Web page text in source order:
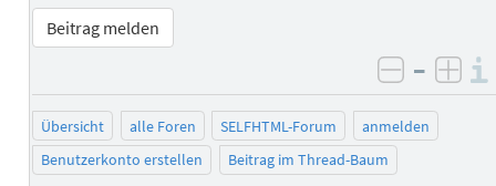
Beitrag melden
negativ
–
Übersicht alle Foren SELFHTML-Forum
anmelden
Benutzerkonto erstellen
Beitrag im Thread-Baum